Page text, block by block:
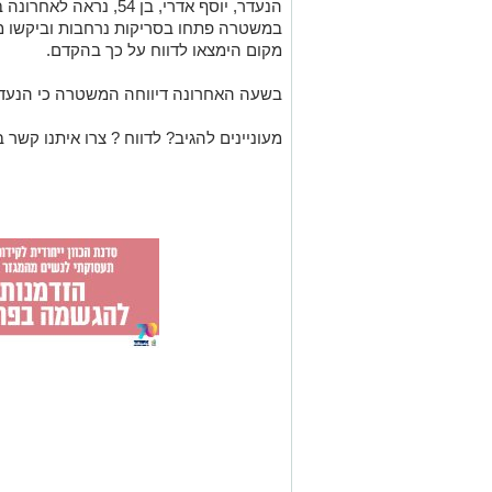
במשטרה פתחו בסריקות נרחבות וביקשו
מקום הימצאו לדווח על כך בהקדם.
בשעה האחרונה דיווחה המשטרה כי
מעוניינים להגיב? לדווח ? צרו איתנו קשר